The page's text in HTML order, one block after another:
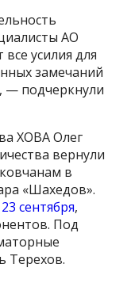
АО
усилия для
замечаний
— подчеркнули
ХОВА Олег
вернули
в
«Шахедов».
сентября,
Под
Терехов.